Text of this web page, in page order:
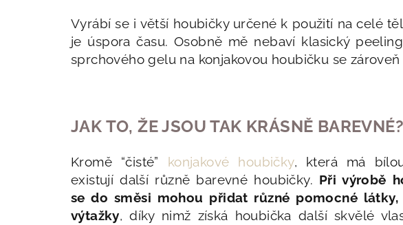
Vyrábí se i větší houbičky určené k použití na celé
je úspora času. Osobně mě nebaví klasický
sprchového gelu na konjakovou houbičku se
JAK TO, ŽE JSOU TAK KRÁSNĚ BAREVNÉ?
Kromě “čisté” konjakové houbičky, která má
existují další různě barevné houbičky. Při výrobě
se do směsi mohou přidat různé pomocné látky,
výtažky, díky nimž získá houbička další skvělé